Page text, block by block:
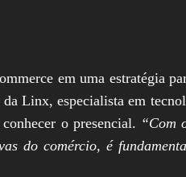
em uma estratégia
Linx, especialista em
o presencial. “Com
do comércio, é